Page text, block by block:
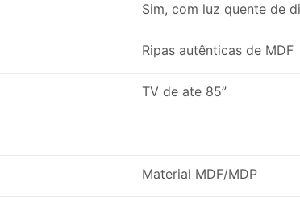
Sim, com luz quente de
Ripas autênticas de MDF
TV de ate 85”
Material MDF/MDP